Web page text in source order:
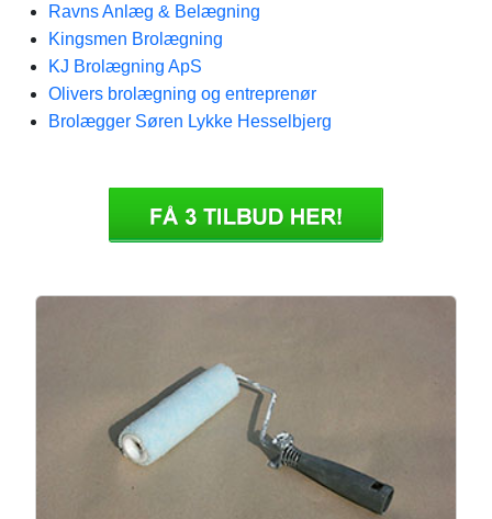
Ravns Anlæg & Belægning
Kingsmen Brolægning
KJ Brolægning ApS
Olivers brolægning og entreprenør
Brolægger Søren Lykke Hesselbjerg